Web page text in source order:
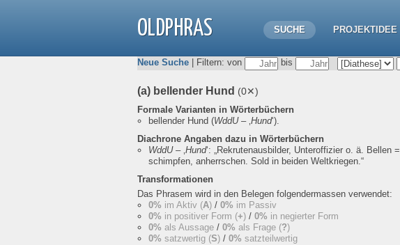
OLDPHRAS SUCHE PROJEKTIDEE
Neue Suche | Filtern: von bis
(a) bellender Hund (0✕)
Formale Varianten in Wörterbüchern
bellender Hund (WddU– ‚Hund‘).
Diachrone Angaben dazu in Wörterbüchern
WddU– ‚Hund‘: „Rekrutenausbilder, Unteroffizier o. ä. Bellen =
schimpfen, anherrschen. Sold in beiden Weltkriegen.“
Transformationen
Das Phrasem wird in den Belegen folgendermassen verwendet:
0% im Aktiv (A) / 0% im Passiv
0% in positiver Form (+) / 0% in negierter Form
0% als Aussage / 0% als Frage (?)
0% satzwertig (S) / 0% satzteilwertig